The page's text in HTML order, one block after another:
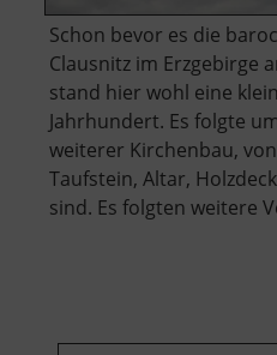
Schon bevor es die
Clausnitz im Erzgebirge
stand hier wohl eine
Jahrhundert. Es folgte
weiterer Kirchenbau,
Taufstein, Altar,
sind. Es folgten weitere